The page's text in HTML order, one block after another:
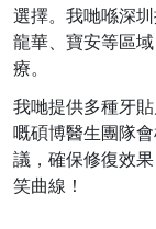
選擇。我哋喺深
龍華、寶安等區
療。
我哋提供多種牙
嘅碩博醫生團隊
議，確保修復效
笑曲線！